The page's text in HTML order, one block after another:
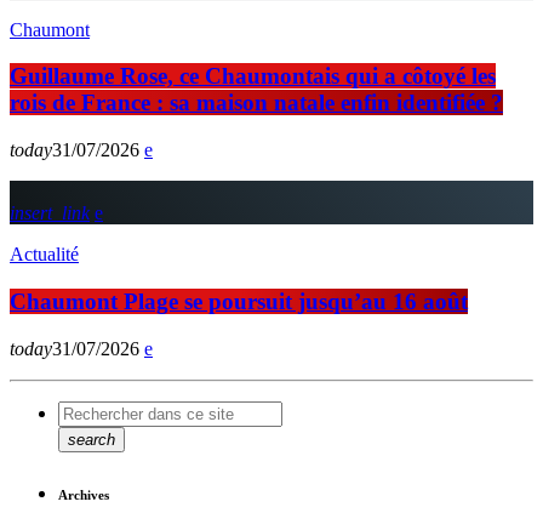
Chaumont
Guillaume Rose, ce Chaumontais qui a côtoyé les
rois de France : sa maison natale enfin identifiée ?
today31/07/2026
insert_link
Actualité
Chaumont Plage se poursuit jusqu’au 16 août
today31/07/2026
search
Archives